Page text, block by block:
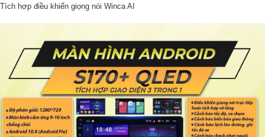
Tích hợp điều khiển giọng nói Winca AI